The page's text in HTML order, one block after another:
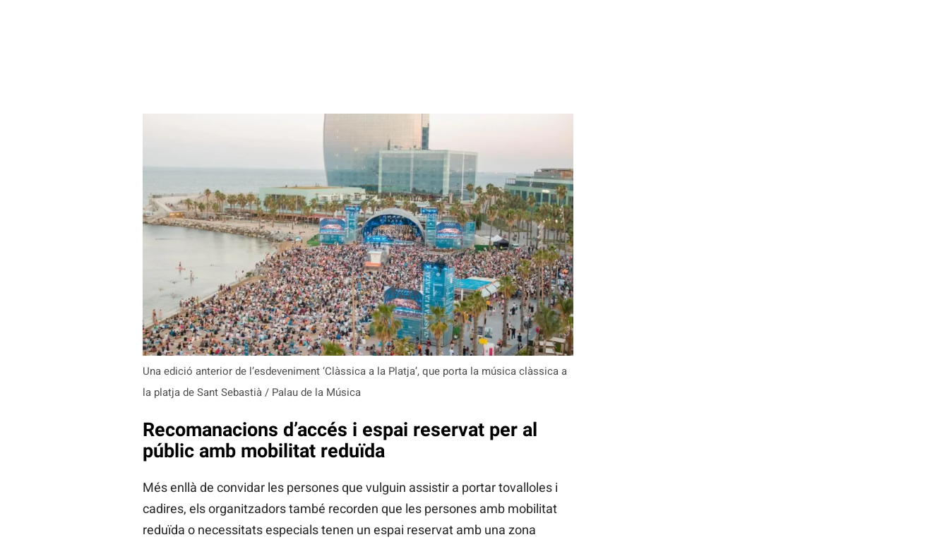
Una edició anterior de l’esdeveniment ‘Clàssica a la Platja’, que porta la música clàssica a
la platja de Sant Sebastià / Palau de la Música
Recomanacions d’accés i espai reservat per al
públic amb mobilitat reduïda
Més enllà de convidar les persones que vulguin assistir a portar tovalloles i
cadires, els organitzadors també recorden que les persones amb mobilitat
reduïda o necessitats especials tenen un espai reservat amb una zona